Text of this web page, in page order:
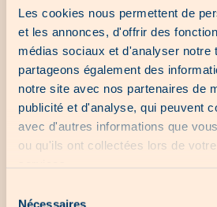
Les cookies nous permettent de
et les annonces, d'offrir des
médias sociaux et d'analyser notre
partageons également des
notre site avec nos partenaires de
publicité et d'analyse, qui peuvent
avec d'autres informations que
ou qu'ils ont collectées lors de
Nécessaires
Unsere letzten
Keine letzte Chance für
Unsere lokalen